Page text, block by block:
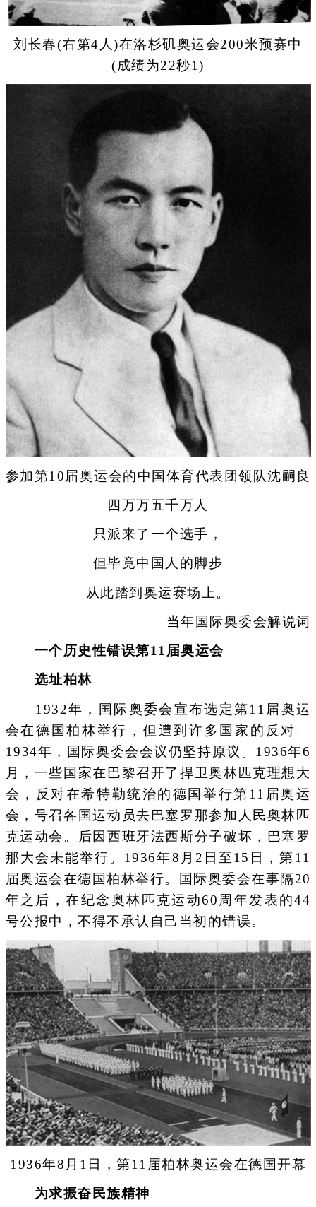
刘长春(右第4人)在洛杉矶奥运会200米预赛中
(成绩为22秒1)
参加第10届奥运会的中国体育代表团领队沈嗣良
四万万五千万人
只派来了一个选手，
但毕竟中国人的脚步
从此踏到奥运赛场上。
——当年国际奥委会解说词
一个历史性错误第11届奥运会
选址柏林
1932年，国际奥委会宣布选定第11届奥运
会在德国柏林举行，但遭到许多国家的反对。
1934年，国际奥委会会议仍坚持原议。1936年6
月，一些国家在巴黎召开了捍卫奥林匹克理想大
会，反对在希特勒统治的德国举行第11届奥运
会，号召各国运动员去巴塞罗那参加人民奥林匹
克运动会。后因西班牙法西斯分子破坏，巴塞罗
那大会未能举行。1936年8月2日至15日，第11
届奥运会在德国柏林举行。国际奥委会在事隔20
年之后，在纪念奥林匹克运动60周年发表的44
号公报中，不得不承认自己当初的错误。
1936年8月1日，第11届柏林奥运会在德国开幕
为求振奋民族精神